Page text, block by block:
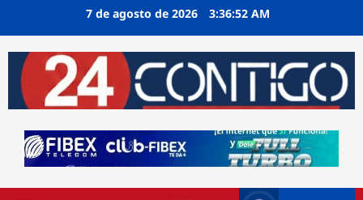
7 de agosto de 2026 3:36:52 AM